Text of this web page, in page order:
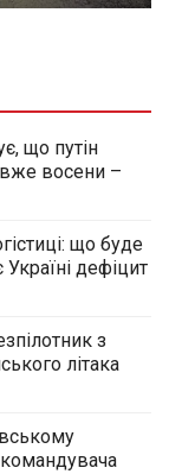
що путін
восени –
що буде
дефіцит
з
літака
командувача